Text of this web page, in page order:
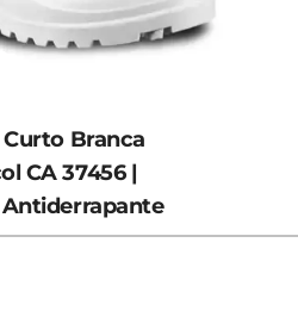
Branca
CA 37456 |